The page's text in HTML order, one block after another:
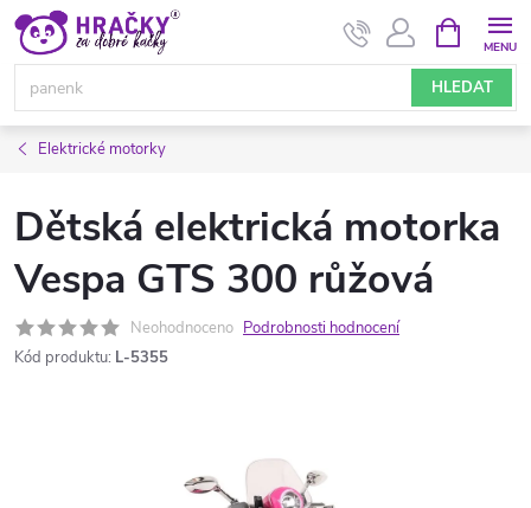
Přejít
obsah
HLEDAT
NÁKUPNÍ
KOŠÍK
Elektrické motorky
Dětská elektrická motorka
Vespa GTS 300 růžová
Neohodnoceno Podrobnosti hodnocení
Kód produktu: L-5355